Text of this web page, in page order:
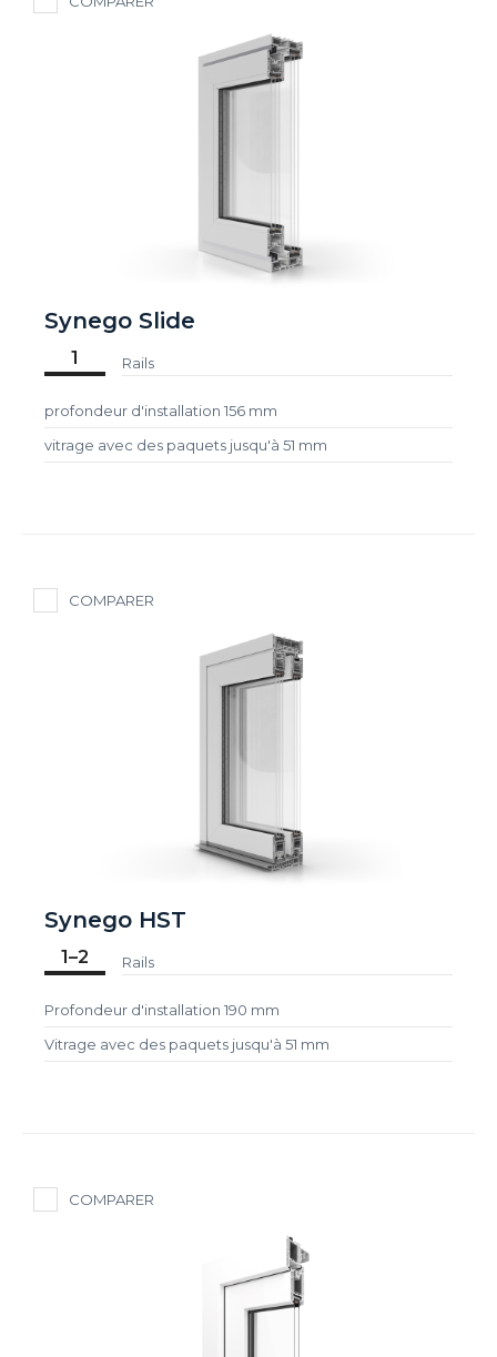
Synego Slide
1 Rails
profondeur d'installation 156 mm
vitrage avec des paquets jusqu'à 51 mm
COMPARER
Synego HST
1–2 Rails
Profondeur d'installation 190 mm
Vitrage avec des paquets jusqu'à 51 mm
COMPARER